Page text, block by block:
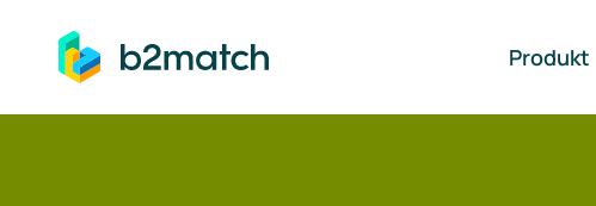
springen
Produkt